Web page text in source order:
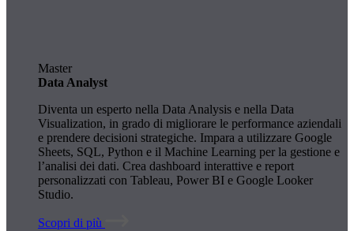
Master
Data Analyst
Diventa un esperto nella Data Analysis e nella Data
Visualization, in grado di migliorare le performance aziendali
e prendere decisioni strategiche. Impara a utilizzare Google
Sheets, SQL, Python e il Machine Learning per la gestione e
l’analisi dei dati. Crea dashboard interattive e report
personalizzati con Tableau, Power BI e Google Looker
Studio.
Scopri di più